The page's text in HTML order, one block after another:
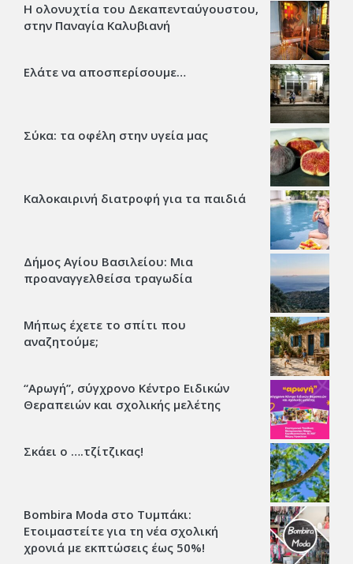
Η ολονυχτία του Δεκαπενταύγουστου,
στην Παναγία Καλυβιανή
Ελάτε να αποσπερίσουμε…
Σύκα: τα οφέλη στην υγεία μας
Καλοκαιρινή διατροφή για τα παιδιά
Δήμος Αγίου Βασιλείου: Μια
προαναγγελθείσα τραγωδία
Μήπως έχετε το σπίτι που
αναζητούμε;
“Αρωγή”, σύγχρονο Κέντρο Ειδικών
Θεραπειών και σχολικής μελέτης
Σκάει ο ….τζίτζικας!
Bombira Moda στο Τυμπάκι:
Ετοιμαστείτε για τη νέα σχολική
χρονιά με εκπτώσεις έως 50%!